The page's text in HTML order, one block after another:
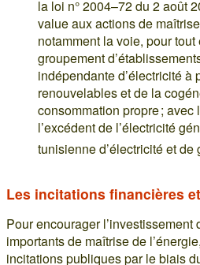
la loi n° 2004–72 du 2 août
value aux actions de
notamment la voie, pour
groupement
indépendante d’électricité à
renouvelables et de la
consommation propre ; avec
l’excédent de l’électricité
tunisienne d’électricité et de
Les incitations financières
Pour encourager l’investissement
importants de maîtrise de
incitations publiques par le biais